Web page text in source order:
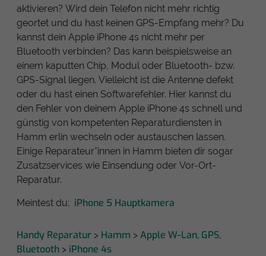
aktivieren? Wird dein Telefon nicht mehr richtig
geortet und du hast keinen GPS-Empfang mehr? Du
kannst dein Apple iPhone 4s nicht mehr per
Bluetooth verbinden? Das kann beispielsweise an
einem kaputten Chip, Modul oder Bluetooth- bzw.
GPS-Signal liegen. Vielleicht ist die Antenne defekt
oder du hast einen Softwarefehler. Hier kannst du
den Fehler von deinem Apple iPhone 4s schnell und
günstig von kompetenten Reparaturdiensten in
Hamm erlin wechseln oder austauschen lassen.
Einige Reparateur*innen in Hamm bieten dir sogar
Zusatzservices wie Einsendung oder Vor-Ort-
Reparatur.
Meintest du: iPhone 5 Hauptkamera
Handy Reparatur > Hamm > Apple W-Lan, GPS,
Bluetooth > iPhone 4s